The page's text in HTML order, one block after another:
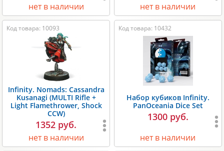
нет в наличии нет в наличии
Код товара: 10093
Infinity. Nomads: Cassandra
Kusanagi (MULTI Rifle +
Light Flamethrower, Shock
CCW)
1352 руб.
нет в наличии
Код товара: 10432
Набор кубиков Infinity.
PanOceania Dice Set
1300 руб.
нет в наличии